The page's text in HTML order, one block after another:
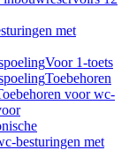
met
Voor 1-toets
Toebehoren
voor wc-
besturingen met